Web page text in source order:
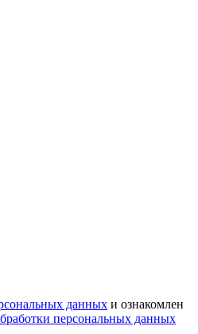
данных и ознакомлен
персональных данных